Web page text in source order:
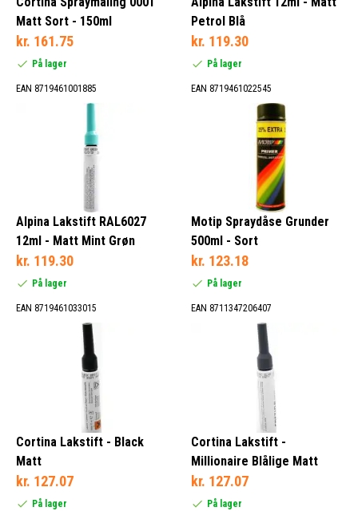
Matt Sort - 150ml
kr. 161.75
På lager
EAN 8719461001885
Petrol Blå
kr. 119.30
På lager
EAN 8719461022545
Alpina Lakstift RAL6027
12ml - Matt Mint Grøn
kr. 119.30
På lager
EAN 8719461033015
Motip Spraydåse Grunder
500ml - Sort
kr. 123.18
På lager
EAN 8711347206407
Cortina Lakstift - Black
Matt
kr. 127.07
På lager
Cortina Lakstift -
Millionaire Blålige Matt
kr. 127.07
På lager